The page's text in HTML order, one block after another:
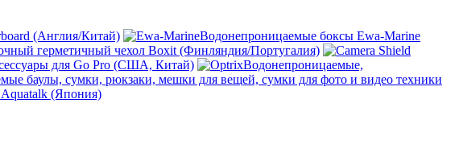
(Англия/Китай)
Водонепроницаемые боксы Ewa-Marine
герметичный чехол Boxit (Финляндия/Португалия)
для Go Pro (США, Китай)
Водонепроницаемые,
баулы, сумки, рюкзаки, мешки для вещей, сумки для фото и видео техники
(Япония)